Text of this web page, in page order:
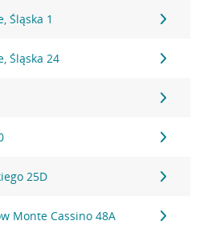
Śląska 1
Śląska 24
25D
Monte Cassino 48A